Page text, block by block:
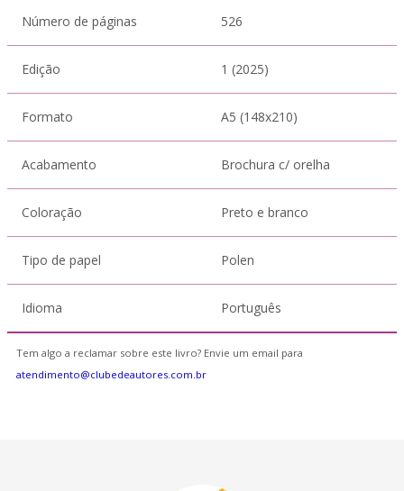
Número de páginas 526
Edição 1 (2025)
Formato A5 (148x210)
Acabamento Brochura c/ orelha
Coloração Preto e branco
Tipo de papel Polen
Idioma Português
Tem algo a reclamar sobre este livro? Envie um email para
atendimento@clubedeautores.com.br